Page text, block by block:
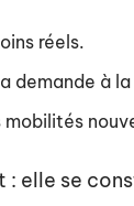
réels.
demande à
: elle se